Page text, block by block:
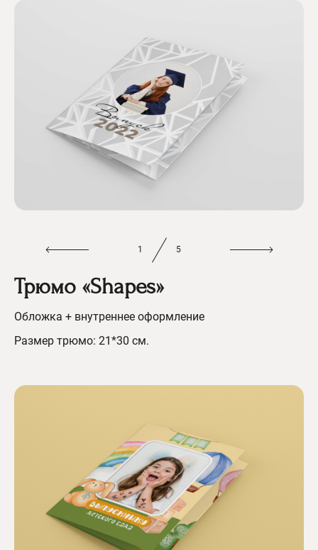
1 5
Трюмо «Shapes»
Обложка + внутреннее оформление
Размер трюмо: 21*30 см.